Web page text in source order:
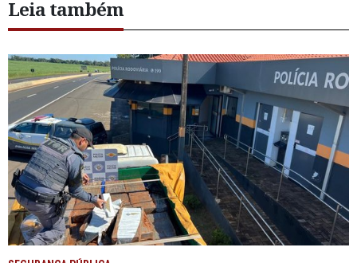
Leia também